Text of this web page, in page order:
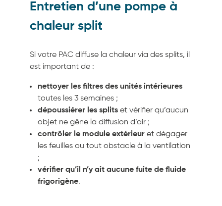
Entretien d’une pompe à
chaleur split
Si votre PAC diffuse la chaleur via des splits, il
est important de :
nettoyer les filtres des unités intérieures
toutes les 3 semaines ;
dépoussiérer les splits et vérifier qu’aucun
objet ne gêne la diffusion d’air ;
contrôler le module extérieur et dégager
les feuilles ou tout obstacle à la ventilation
;
vérifier qu’il n’y ait aucune fuite de fluide
frigorigène.